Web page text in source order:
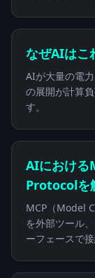
なぜAIはこ
AIが大量の電
の展開が計算
す。
AIにおけ
Protocolを
MCP（Model
を外部ツール
ーフェースで